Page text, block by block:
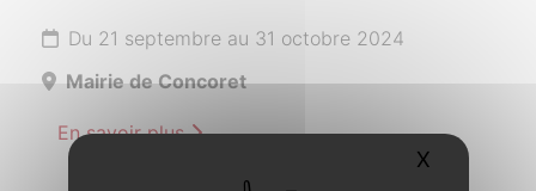
Du 21 septembre au 31 octobre 2024
Mairie de Concoret
En savoir plus
X Masquer